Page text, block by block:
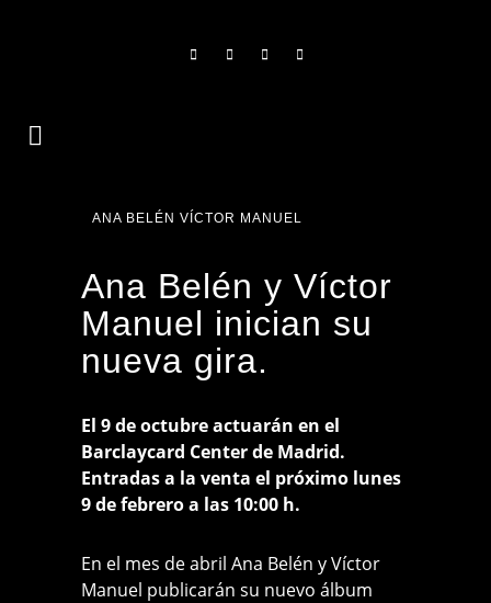
ANA BELÉN VÍCTOR MANUEL
Ana Belén y Víctor
Manuel inician su
nueva gira.
El 9 de octubre actuarán en el
Barclaycard Center de Madrid.
Entradas a la venta el próximo lunes
9 de febrero a las 10:00 h.
En el mes de abril Ana Belén y Víctor
Manuel publicarán su nuevo álbum